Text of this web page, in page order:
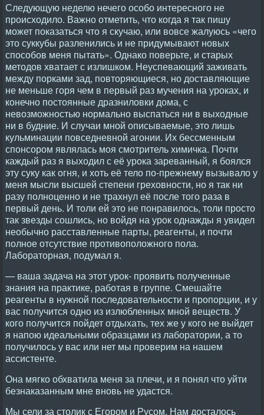
Следующую неделю нечего особо интересного не
происходило. Важно отметить, что когда я так пишу
может показаться что я скучаю, или вовсе жалуюсь «чего
это суккубы разленились и не придумывают новых
способов меня пытать». Однако поверьте, и старых
методов хватает с излишком. Неуспевающий заживать
между порками зад, повторяющиеся, но доставляющие
не меньше горя чем в первый раз мучения на уроках, и
конечно постоянные дразниловки дома, с
невозможностью нормально выспаться ни в выходные
ни в будние. И случаи мной описываемые, это лишь
кульминации повседневной агонии. Их бессменным
спонсором являлась моя смотритель химичка. Почти
каждый раз я выходил с её урока зареванный, я боялся
эту суку как огня, и хоть её тело по-прежнему вызывало у
меня мысли высшей степени греховности, но я так ни
разу полноценно и не трахнул её после того раза в
первый день. И толи ей это не понравилось, толи просто
так звезды сошлись, но войдя на урок однажды я увидел
необычно расставленные парты, реагенты, и почти
полное отсутствие противоположного пола.
Лабораторная, подумал я.
— ваша задача на этот урок- проявить полученные
знания на практике, работая в группе. Смешайте
реагенты в нужной последовательности и пропорции, и у
вас получится одно из излюбленных мной веществ. У
кого получится пойдет отдыхать, тех же у кого не выйдет
я напою идеальными образцами из лаборатории, а то
получилось у вас или нет мы проверим на нашем
ассистенте.
Она мягко обхватила меня за плечи, и я понял что уйти
безнаказанным мне вновь не удастся.
Мы сели за столик с Егором и Русом. Нам досталось